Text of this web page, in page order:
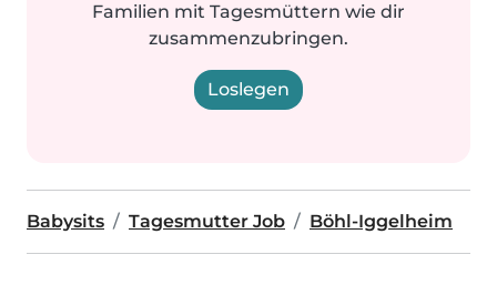
Familien mit Tagesmüttern wie dir
zusammenzubringen.
Loslegen
Babysits Tagesmutter Job Böhl-Iggelheim